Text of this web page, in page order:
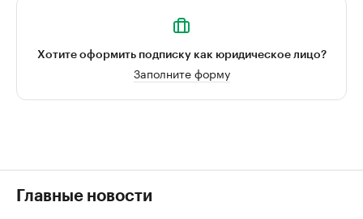
Хотите оформить подписку как юридическое лицо?
Заполните форму
Главные новости